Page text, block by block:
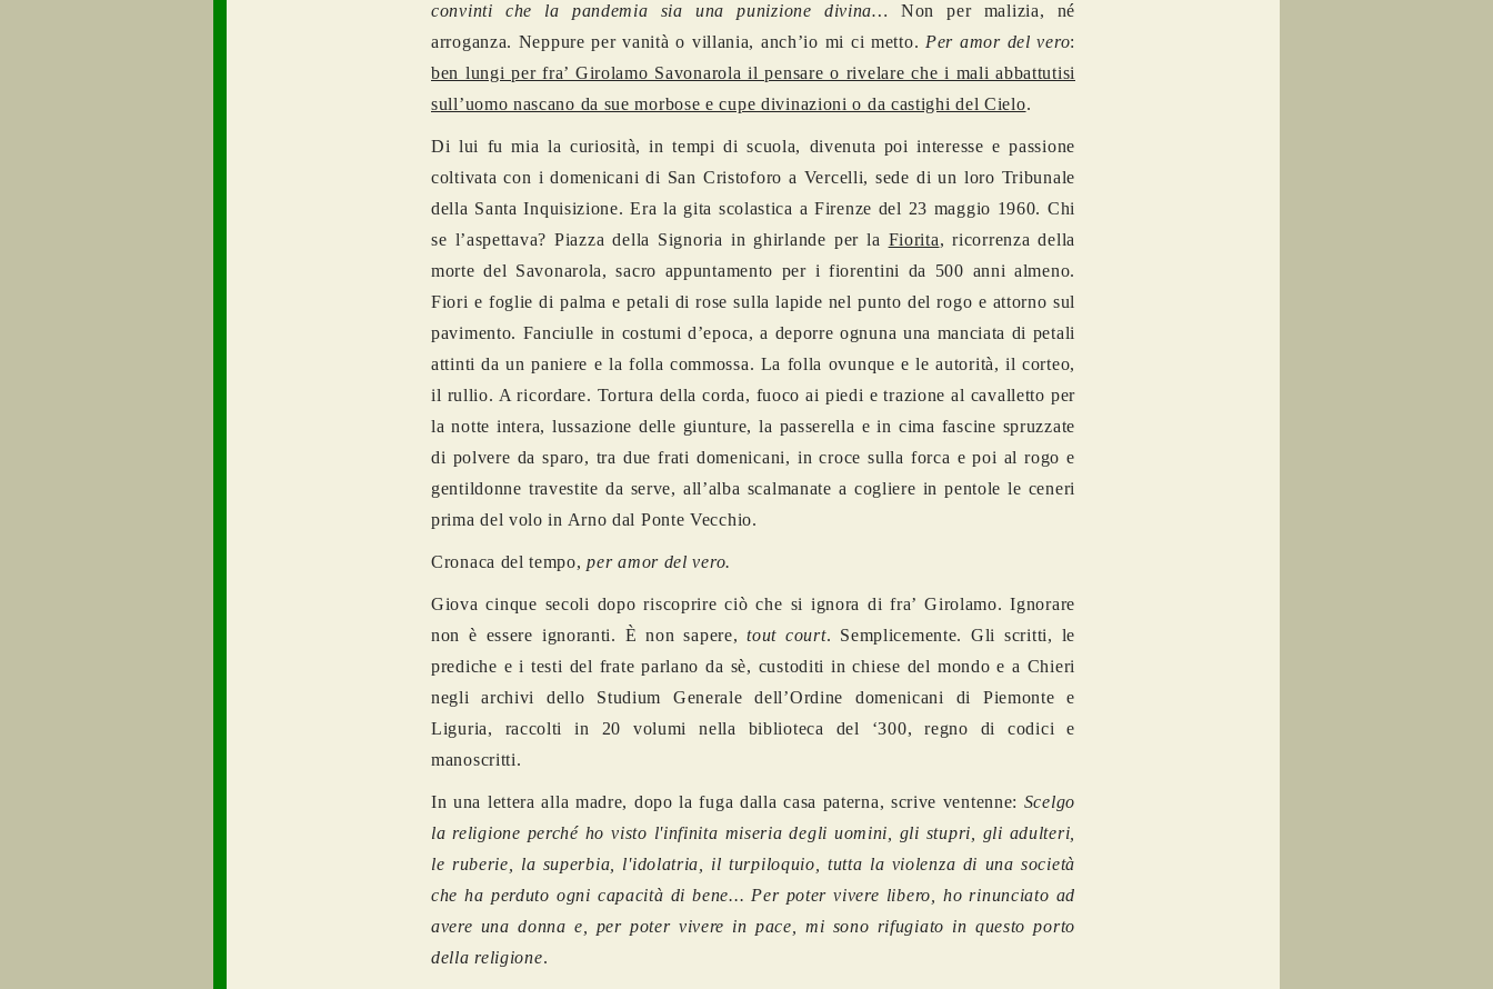
convinti che la pandemia sia una punizione divina…Non per malizia, né
arroganza. Neppure per vanità o villania, anch’io mi ci metto. Per amor del vero:
ben lungi per fra’ Girolamo Savonarola il pensare o rivelare che i mali abbattutisi
sull’uomo nascano da sue morbose e cupe divinazioni o da castighi del Cielo.
Di lui fu mia la curiosità, in tempi di scuola, divenuta poi interesse e passione
coltivata con i domenicani di San Cristoforo a Vercelli, sede di un loro Tribunale
della Santa Inquisizione. Era la gita scolastica a Firenze del 23 maggio 1960. Chi
se l’aspettava? Piazza della Signoria in ghirlande per la Fiorita, ricorrenza della
morte del Savonarola, sacro appuntamento per i fiorentini da 500 anni almeno.
Fiori e foglie di palma e petali di rose sulla lapide nel punto del rogo e attorno sul
pavimento. Fanciulle in costumi d’epoca, a deporre ognuna una manciata di petali
attinti da un paniere e la folla commossa. La folla ovunque e le autorità, il corteo,
il rullio. A ricordare. Tortura della corda, fuoco ai piedi e trazione al cavalletto per
la notte intera, lussazione delle giunture, la passerella e in cima fascine spruzzate
di polvere da sparo, tra due frati domenicani, in croce sulla forca e poi al rogo e
gentildonne travestite da serve, all’alba scalmanate a cogliere in pentole le ceneri
prima del volo in Arno dal Ponte Vecchio.
Cronaca del tempo,per amor del vero.
Giova cinque secoli dopo riscoprire ciò che si ignora di fra’ Girolamo. Ignorare
non è essere ignoranti. È non sapere,tout court. Semplicemente. Gli scritti, le
prediche e i testi del frate parlano da sè, custoditi in chiese del mondo e a Chieri
negli archivi dello Studium Generale dell’Ordine domenicani di Piemonte e
Liguria, raccolti in 20 volumi nella biblioteca del ‘300, regno di codici e
manoscritti.
In una lettera alla madre, dopo la fuga dalla casa paterna, scrive ventenne: Scelgo
la religione perché ho visto l'infinita miseria degli uomini, gli stupri, gli adulteri,
le ruberie, la superbia, l'idolatria, il turpiloquio, tutta la violenza di una società
che ha perduto ogni capacità di bene... Per poter vivere libero, ho rinunciato ad
avere una donna e, per poter vivere in pace, mi sono rifugiato in questo porto
della religione.